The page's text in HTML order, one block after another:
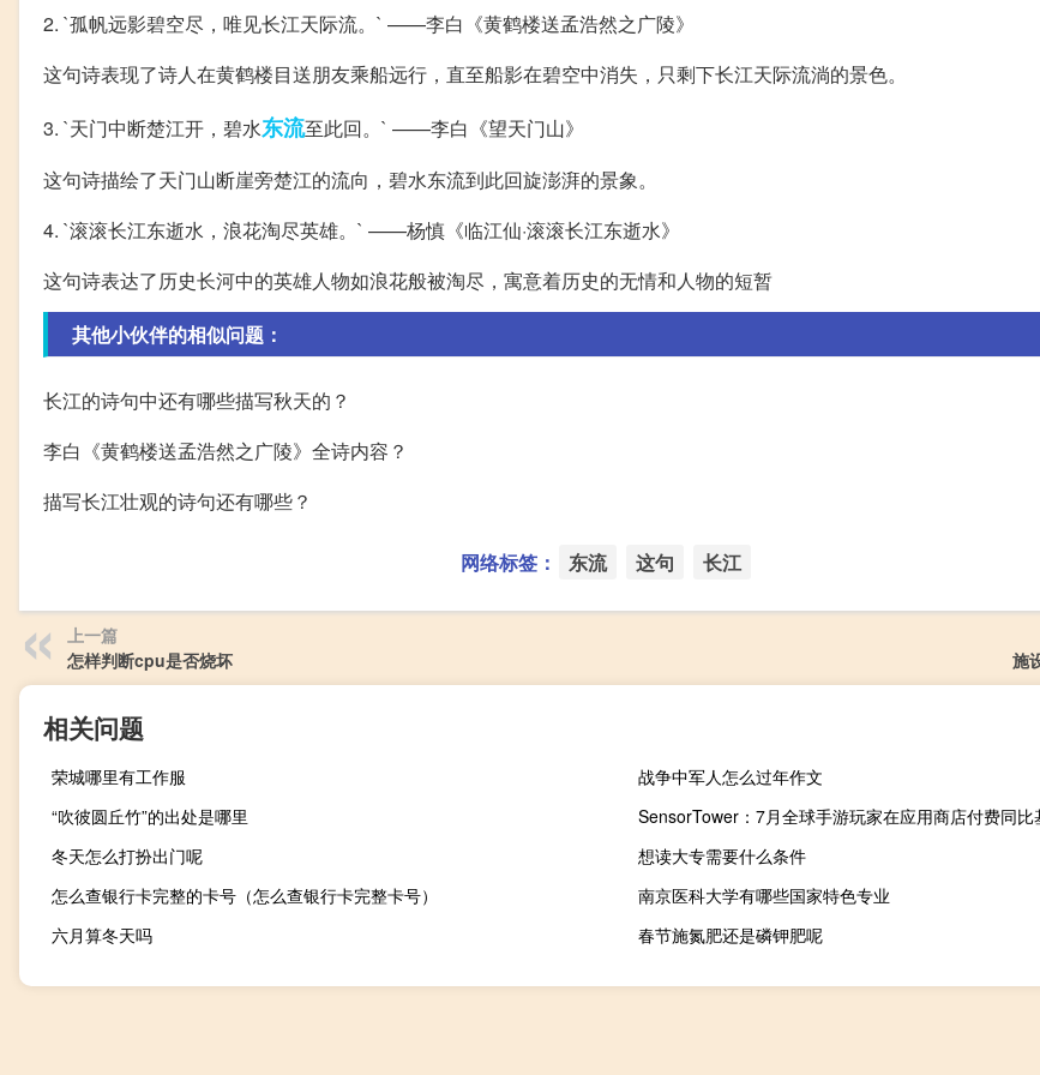
2. `孤帆远影碧空尽，唯见长江天际流。` ——李白《黄鹤楼送孟浩然之广陵》
这句诗表现了诗人在黄鹤楼目送朋友乘船远行，直至船影在碧空中消失，只剩下长江天际流淌的景色。
3. `天门中断楚江开，碧水东流至此回。` ——李白《望天门山》
这句诗描绘了天门山断崖旁楚江的流向，碧水东流到此回旋澎湃的景象。
4. `滚滚长江东逝水，浪花淘尽英雄。` ——杨慎《临江仙·滚滚长江东逝水》
这句诗表达了历史长河中的英雄人物如浪花般被淘尽，寓意着历史的无情和人物的短暂
其他小伙伴的相似问题：
长江的诗句中还有哪些描写秋天的？
李白《黄鹤楼送孟浩然之广陵》全诗内容？
描写长江壮观的诗句还有哪些？
网络标签： 东流 这句 长江
上一篇
怎样判断cpu是否烧坏
施
相关问题
荣城哪里有工作服
战争中军人怎么过年作文
“吹彼圆丘竹”的出处是哪里
SensorTower：7月全球手游玩家在应用商店付费同比
冬天怎么打扮出门呢
想读大专需要什么条件
怎么查银行卡完整的卡号（怎么查银行卡完整卡号）
南京医科大学有哪些国家特色专业
六月算冬天吗
春节施氮肥还是磷钾肥呢